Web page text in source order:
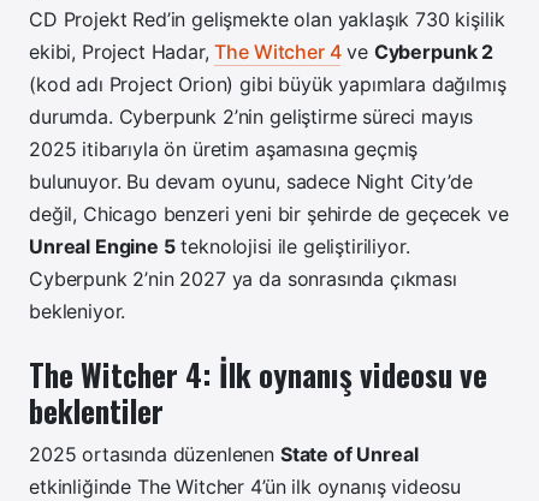
CD Projekt Red’in gelişmekte olan yaklaşık 730 kişilik
ekibi, Project Hadar,The Witcher 4ve Cyberpunk 2
(kod adı Project Orion) gibi büyük yapımlara dağılmış
durumda. Cyberpunk 2’nin geliştirme süreci mayıs
2025 itibarıyla ön üretim aşamasına geçmiş
bulunuyor. Bu devam oyunu, sadece Night City’de
değil, Chicago benzeri yeni bir şehirde de geçecek ve
Unreal Engine 5teknolojisi ile geliştiriliyor.
Cyberpunk 2’nin 2027 ya da sonrasında çıkması
bekleniyor.
The Witcher 4: İlk oynanış videosu ve
beklentiler
2025 ortasında düzenlenen State of Unreal
etkinliğinde The Witcher 4’ün ilk oynanış videosu